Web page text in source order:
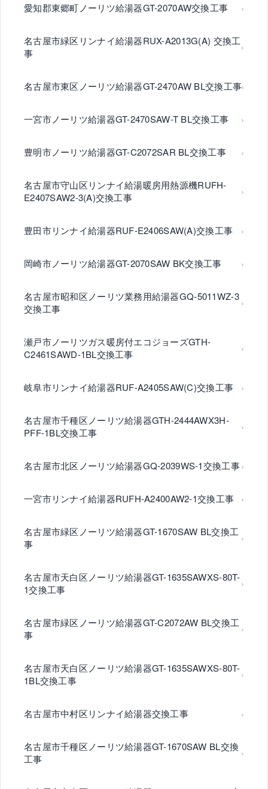
愛知郡東郷町ノーリツ給湯器GT-2070AW交換工事
名古屋市緑区リンナイ給湯器RUX-A2013G(A) 交換工
事
名古屋市東区ノーリツ給湯器GT-2470AW BL交換工事
一宮市ノーリツ給湯器GT-2470SAW-T BL交換工事
豊明市ノーリツ給湯器GT-C2072SAR BL交換工事
名古屋市守山区リンナイ給湯暖房用熱源機RUFH-
E2407SAW2-3(A)交換工事
豊田市リンナイ給湯器RUF-E2406SAW(A)交換工事
岡崎市ノーリツ給湯器GT-2070SAW BK交換工事
名古屋市昭和区ノーリツ業務用給湯器GQ-5011WZ-3
交換工事
瀬戸市ノーリツガス暖房付エコジョーズGTH-
C2461SAWD-1BL交換工事
岐阜市リンナイ給湯器RUF-A2405SAW(C)交換工事
名古屋市千種区ノーリツ給湯器GTH-2444AWX3H-
PFF-1BL交換工事
名古屋市北区ノーリツ給湯器GQ-2039WS-1交換工事
一宮市リンナイ給湯器RUFH-A2400AW2-1交換工事
名古屋市緑区ノーリツ給湯器GT-1670SAW BL交換工
事
名古屋市天白区ノーリツ給湯器GT-1635SAWXS-80T-
1交換工事
名古屋市緑区ノーリツ給湯器GT-C2072AW BL交換工
事
名古屋市天白区ノーリツ給湯器GT-1635SAWXS-80T-
1BL交換工事
名古屋市中村区リンナイ給湯器交換工事
名古屋市千種区ノーリツ給湯器GT-1670SAW BL交換
工事